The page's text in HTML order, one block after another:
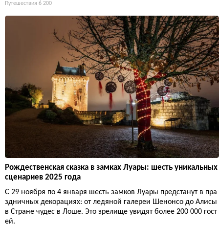
Путешествия 6 200
Рождественская сказка в замках Луары: шесть уникальных
сценариев 2025 года
С 29 ноября по 4 января шесть замков Луары предстанут в пра
здничных декорациях: от ледяной галереи Шенонсо до Алисы
в Стране чудес в Лоше. Это зрелище увидят более 200 000 гост
ей.